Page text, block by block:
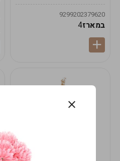
9299202379620
במארז4